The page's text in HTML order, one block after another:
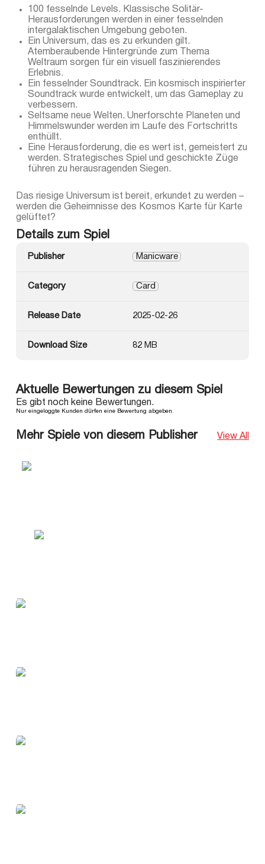
100 fesselnde Levels. Klassische Solitär-
Herausforderungen werden in einer fesselnden
intergalaktischen Umgebung geboten.
Ein Universum, das es zu erkunden gilt.
Atemberaubende Hintergründe zum Thema
Weltraum sorgen für ein visuell faszinierendes
Erlebnis.
Ein fesselnder Soundtrack. Ein kosmisch inspirierter
Soundtrack wurde entwickelt, um das Gameplay zu
verbessern.
Seltsame neue Welten. Unerforschte Planeten und
Himmelswunder werden im Laufe des Fortschritts
enthüllt.
Eine Herausforderung, die es wert ist, gemeistert zu
werden. Strategisches Spiel und geschickte Züge
führen zu herausragenden Siegen.
Das riesige Universum ist bereit, erkundet zu werden –
werden die Geheimnisse des Kosmos Karte für Karte
gelüftet?
Details zum Spiel
Publisher Manicware
Category Card
Release Date 2025-02-26
Download Size 82 MB
Aktuelle Bewertungen zu diesem Spiel
Es gibt noch keine Bewertungen.
Nur eingeloggte Kunden dürfen eine Bewertung abgeben.
Mehr Spiele von diesem Publisher View All